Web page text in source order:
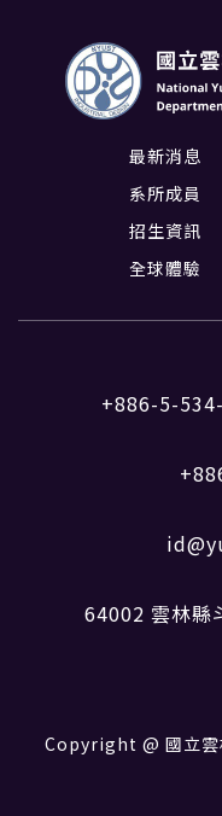
最新消息
系所成員
招生資訊
全球體驗
+886-5-
64002 雲林縣
Copyright @ 國立